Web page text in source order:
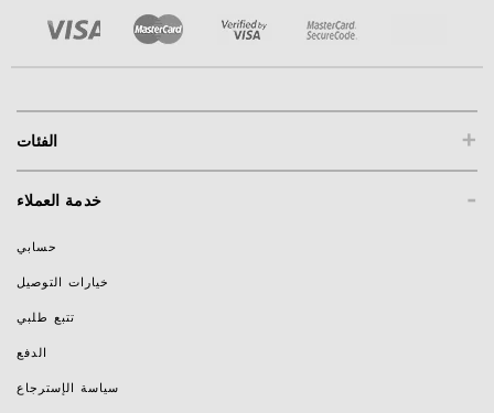
+ الفئات
- خدمة العملاء
حسابي
خيارات التوصيل
تتبع طلبي
الدفع
سياسة الإسترجاع